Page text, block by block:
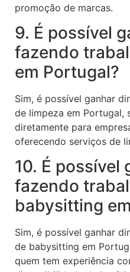
promoção de marcas.
9. É possível
fazendo
em Portugal?
Sim, é possível ganhar
de limpeza em Portugal,
diretamente para
oferecendo serviços de
10. É possível
fazendo
babysitting
Sim, é possível ganhar
de babysitting em
quem tem experiência